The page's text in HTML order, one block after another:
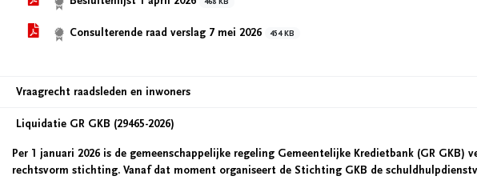
Consulterende raad verslag 7 mei 2026 454 KB
Vraagrecht raadsleden en inwoners
Liquidatie GR GKB (29465-2026)
Per 1 januari 2026 is de gemeenschappelijke regeling Gemeentelijke Kredietbank (GR GKB)
rechtsvorm stichting. Vanaf dat moment organiseert de Stichting GKB de